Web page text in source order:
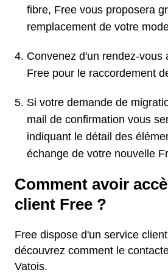
fibre, Free vous proposera
remplacement de votre
Convenez d'un rendez-vous
Free pour le raccordement
Si votre demande de
mail de confirmation vous
indiquant le détail des
échange de votre nouvelle
Comment avoir
client Free ?
Free dispose d'un service
découvrez comment le
Vatois.